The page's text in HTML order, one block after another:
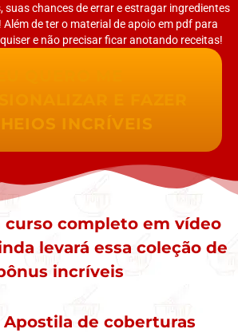
suas chances de errar e estragar ingredientes
de ter o material de apoio em pdf para
e não precisar ficar anotando receitas!
INCRÍVEIS
curso completo em vídeo
levará essa coleção de
incríveis
Apostila de coberturas